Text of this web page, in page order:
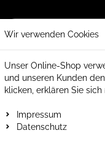
elektrisch
Wir verwenden Cookies
Unser Online-Shop
und unseren Kunden
klicken, erklären Sie
Impressum
Datenschutz